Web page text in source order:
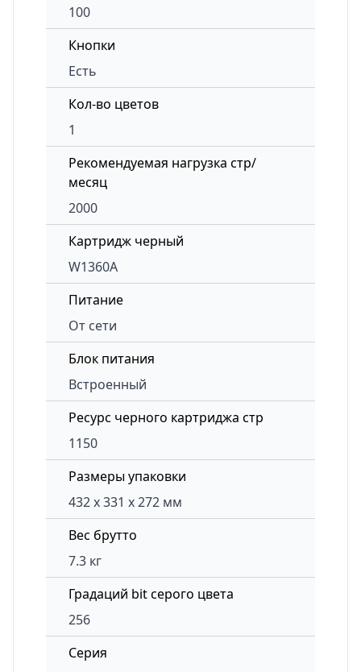
100
Кнопки
Есть
Кол-во цветов
1
Рекомендуемая нагрузка стр/
месяц
2000
Картридж черный
W1360A
Питание
От сети
Блок питания
Встроенный
Ресурс черного картриджа стр
1150
Размеры упаковки
432 x 331 x 272 мм
Вес брутто
7.3 кг
Градаций bit серого цвета
256
Серия